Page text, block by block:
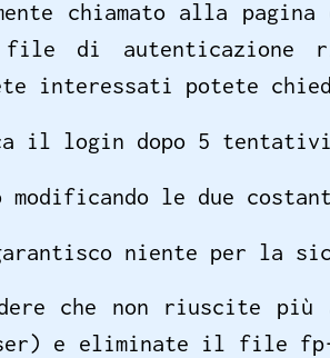
chiamato alla
di autenticazione
interessati potete
il login dopo 5 tentativi
modificando le due
garantisco niente per
che non riuscite
e eliminate il file fp-